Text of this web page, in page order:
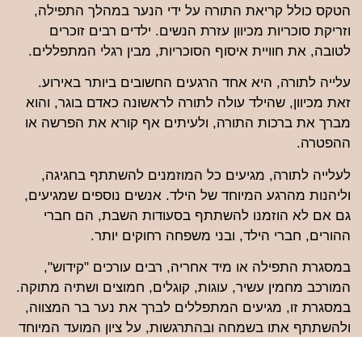
הטקס כולל קריאת התורה על ידי הנער במהלך התפילה,
וזריקת סוכריות מכיוון עזרת הנשים. ילדים רבים זוכרים
לטובה, את חוויית איסוף הסוכריות, מבין רגלי המתפללים.
עלייה לתורה, היא אחד הרגעים החשובים ביותר באירוע.
זאת מכיוון, שהילד עולה לתורה לראשונה כאדם בוגר, והוא
מברך את ברכות התורה, ולעיתים אף קורא את הפרשה או
ההפטרה.
לעלייה לתורה, מגיעים כל המוזמנים להשתתף בחגיגה,
וליהנות מהרגע המיוחד של הילד. אנשים נוספים שמגיעים,
גם אם לא הוזמנו להשתתף בסעודות השבת, הם חברי
ההורים, חברי הילד, ובני משפחה רחוקים יותר.
במסגרת התפילה או מיד אחריה, רבים עורכים "קידוש",
המורכב מחמין עשיר, עוגות, קוגלים, חמוצים ושתיה מתוקה.
במסגרת זו, מגיעים המתפללים לברך את נער בר המצווה,
ולהשתתף אתו בשמחה ובהתרגשות, על ציון המועד המיוחד